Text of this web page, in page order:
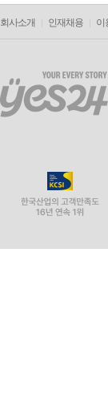
회사소개 인재채용 이